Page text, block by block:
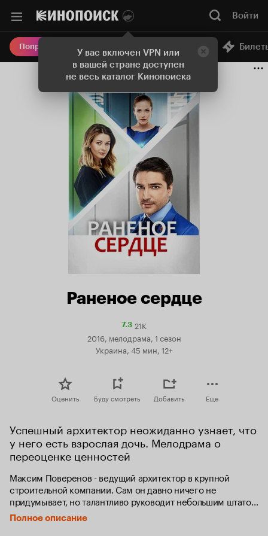
У вас включен VPN или
в вашей стране доступен
не весь каталог Кинопоиска
Войти
Попробовать Плюс Онлайн-кинотеатр
Раненое сердце
7.3Рейтинг
Кинопоиска
7.3
21K
2016, мелодрама, 1 сезон
Украина, 45 мин, 12+
Оценить Буду смотреть Добавить Еще
Успешный архитектор неожиданно узнает, что
у него есть взрослая дочь. Мелодрама о
переоценке ценностей
Максим Поверенов - ведущий архитектор в крупной
строительной компании. Сам он давно ничего не
придумывает, но талантливо руководит небольшим штатом
сотрудников. У Максима есть невеста Тамара, но он до сих
пор любит свою школьную любовь Ларису, которая не
Полное описание